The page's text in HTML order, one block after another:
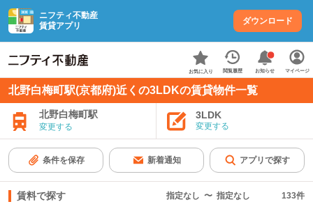
ニフティ不動産
賃貸アプリ
ダウンロード
お気に入り 閲覧履歴 お知らせ マイページ
北野白梅町駅(京都府)近くの3LDKの賃貸物件一覧
北野白梅町駅
変更する
3LDK
変更する
条件を保存 新着通知 アプリで探す
賃料で探す 指定なし 〜 指定なし 133件